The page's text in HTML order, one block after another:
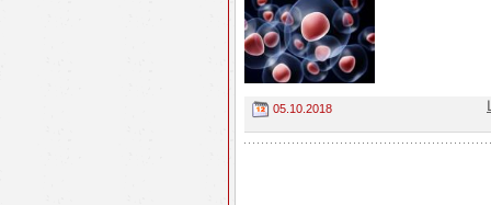
05.10.2018